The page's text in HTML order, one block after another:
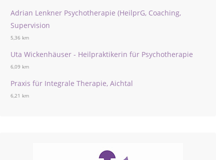
Adrian Lenkner Psychotherapie (HeilprG, Coaching,
Supervision
5,36 km
Uta Wickenhäuser - Heilpraktikerin für Psychotherapie
6,09 km
Praxis für Integrale Therapie, Aichtal
6,21 km